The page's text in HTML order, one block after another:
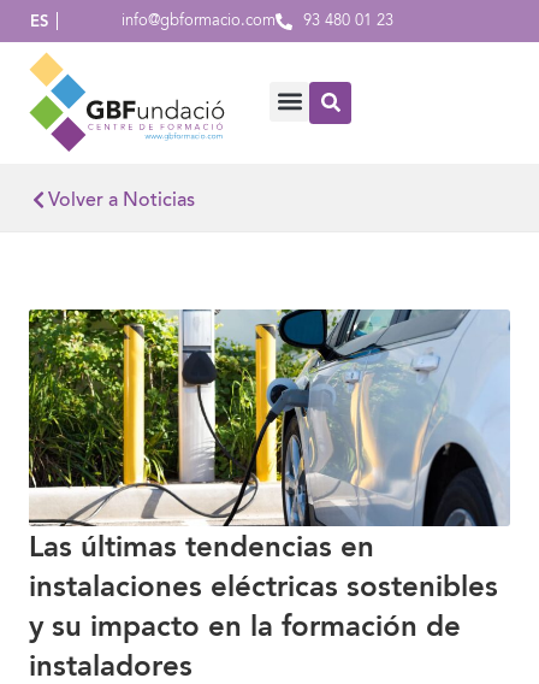
ES info@gbformacio.com 93 480 01 23
Volver a Noticias
Las últimas tendencias en
instalaciones eléctricas sostenibles
y su impacto en la formación de
instaladores